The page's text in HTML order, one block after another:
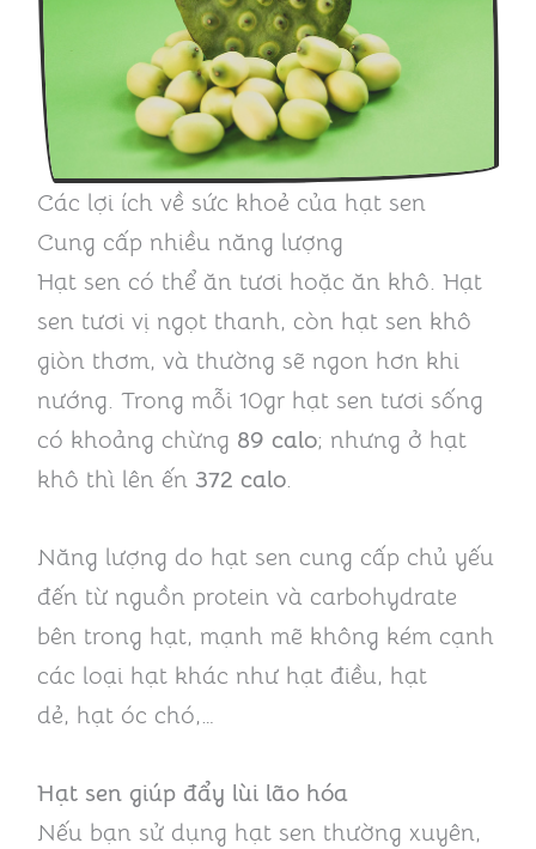
Các lợi ích về sức khoẻ của hạt sen
Cung cấp nhiều năng lượng
Hạt sen có thể ăn tươi hoặc ăn khô. Hạt
sen tươi vị ngọt thanh, còn hạt sen khô
giòn thơm, và thường sẽ ngon hơn khi
nướng. Trong mỗi 10gr hạt sen tươi sống
có khoảng chừng 89 calo; nhưng ở hạt
khô thì lên ến 372 calo.
Năng lượng do hạt sen cung cấp chủ yếu
đến từ nguồn protein và carbohydrate
bên trong hạt, mạnh mẽ không kém cạnh
các loại hạt khác như hạt điều, hạt
dẻ, hạt óc chó,…
Hạt sen giúp đẩy lùi lão hóa
Nếu bạn sử dụng hạt sen thường xuyên,